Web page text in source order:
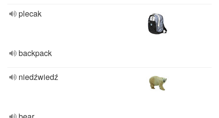
plecak
backpack
niedźwiedź